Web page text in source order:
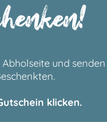
und senden
klicken.